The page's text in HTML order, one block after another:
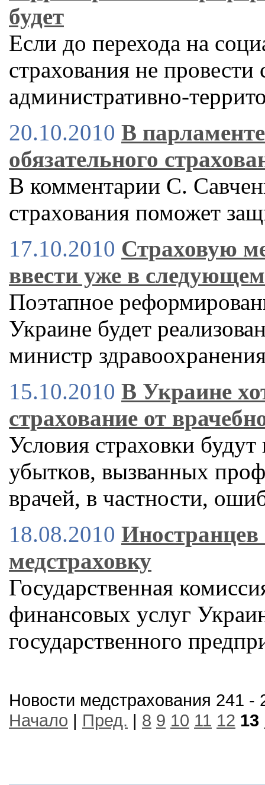
будет
Если до перехода на
страхования не
административно-
20.10.2010 В
обязательного
В комментарии С.
страхования поможет
17.10.2010 Страховую
ввести уже в
Поэтапное
Украине будет
министр
15.10.2010 В Украине
страхование от
Условия страховки
убытков, вызванных
врачей, в частности,
18.08.2010
медстраховку
Государственная
финансовых услуг
государственного
Новости медстрахования 241 -
Начало | Пред. | 8 9 10 11 12 13